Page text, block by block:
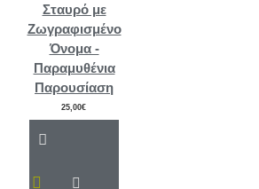
Σταυρό με
Ζωγραφισμένο
Όνομα -
Παραμυθένια
Παρουσίαση
25,00€